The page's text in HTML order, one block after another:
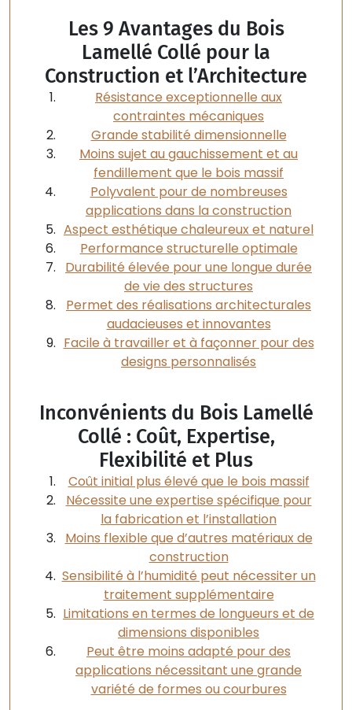
Les 9 Avantages du Bois
Lamellé Collé pour la
Construction et l’Architecture
Résistance exceptionnelle aux
contraintes mécaniques
Grande stabilité dimensionnelle
Moins sujet au gauchissement et au
fendillement que le bois massif
Polyvalent pour de nombreuses
applications dans la construction
Aspect esthétique chaleureux et naturel
Performance structurelle optimale
Durabilité élevée pour une longue durée
de vie des structures
Permet des réalisations architecturales
audacieuses et innovantes
Facile à travailler et à façonner pour des
designs personnalisés
Inconvénients du Bois Lamellé
Collé : Coût, Expertise,
Flexibilité et Plus
Coût initial plus élevé que le bois massif
Nécessite une expertise spécifique pour
la fabrication et l’installation
Moins flexible que d’autres matériaux de
construction
Sensibilité à l’humidité peut nécessiter un
traitement supplémentaire
Limitations en termes de longueurs et de
dimensions disponibles
Peut être moins adapté pour des
applications nécessitant une grande
variété de formes ou courbures